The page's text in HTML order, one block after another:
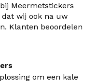
Meermetstickers
wij ook na uw
Klanten beoordelen
om een kale